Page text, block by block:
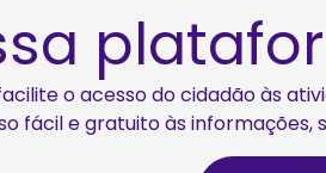
o acesso do cidadão às
fácil e gratuito às